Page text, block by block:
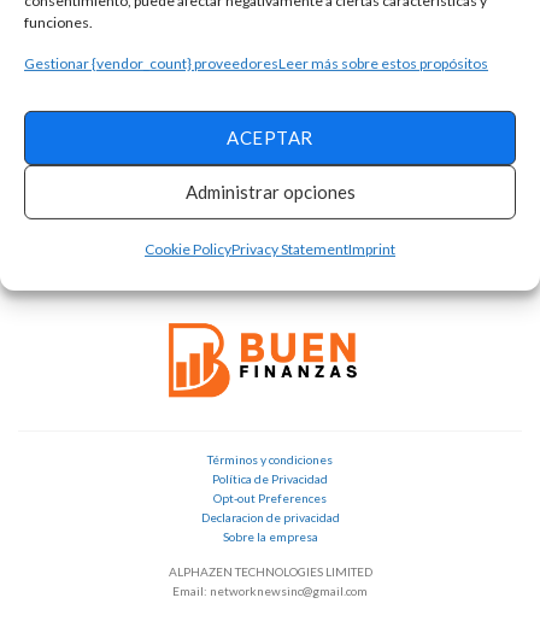
funciones.
Gestionar {vendor_count} proveedoresLeer más sobre estos propósitos
ACEPTAR
Administrar opciones
Cookie PolicyPrivacy StatementImprint
ofrece Best […]
Términos y condiciones
Política de Privacidad
Opt-out Preferences
Declaracion de privacidad
Sobre la empresa
ALPHAZEN TECHNOLOGIES LIMITED
Email: networknewsinc@gmail.com